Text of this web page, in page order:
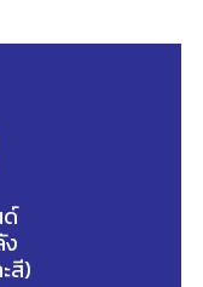
ด์
ง
สี)